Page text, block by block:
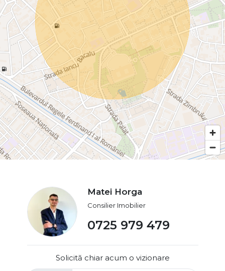
Matei Horga
Consilier Imobilier
0725 979 479
Solicită chiar acum o vizionare